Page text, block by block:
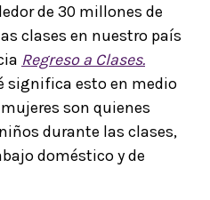
de 30 millones de
clases en nuestro país
Regreso a Clases.
significa esto en medio
mujeres son quienes
durante las clases,
doméstico y de